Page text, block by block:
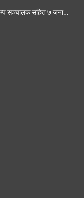
सञ्चालक सहित ७ जना…